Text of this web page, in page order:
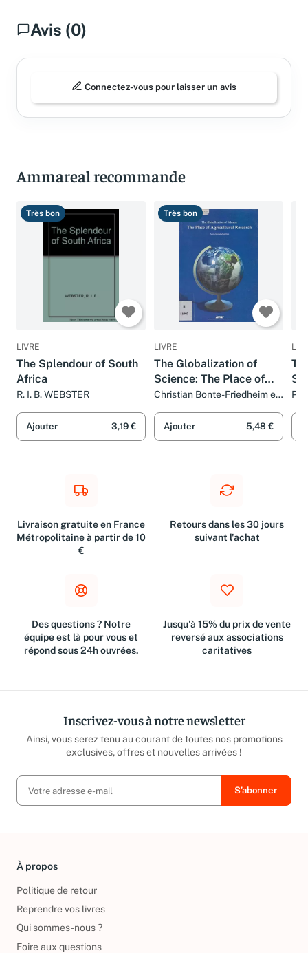
Avis (0)
Connectez-vous pour laisser un avis
Ammareal recommande
Très bon
LIVRE
The Splendour of South
Africa
R. I. B. WEBSTER
Ajouter 3,19 €
Très bon
LIVRE
The Globalization of
Science: The Place of
Agricultural Research
Christian Bonte-Friedheim et
Ajouter 5,48 €
Livraison gratuite en France
Métropolitaine à partir de 10
€
Retours dans les 30 jours
suivant l'achat
Des questions ? Notre
équipe est là pour vous et
répond sous 24h ouvrées.
Jusqu'à 15% du prix de vente
reversé aux associations
caritatives
Inscrivez-vous à notre newsletter
Ainsi, vous serez tenu au courant de toutes nos promotions
exclusives, offres et nouvelles arrivées !
À propos
Politique de retour
Reprendre vos livres
Qui sommes-nous ?
Foire aux questions